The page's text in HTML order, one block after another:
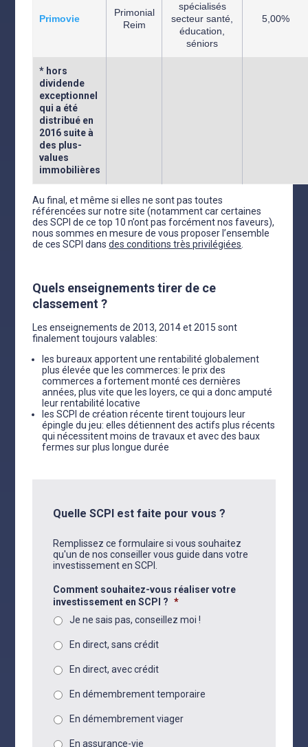
Primovie
Primonial
Reim
spécialisés
secteur santé,
éducation,
séniors
5,00%
* hors
dividende
exceptionnel
qui a été
distribué en
2016 suite à
des plus-
values
immobilières
Au final, et même si elles ne sont pas toutes
référencées sur notre site (notamment car certaines
des SCPI de ce top 10 n’ont pas forcément nos faveurs),
nous sommes en mesure de vous proposer l’ensemble
de ces SCPI dansdes conditions très privilégiées
Quels enseignements tirer de ce
classement ?
Les enseignements de 2013, 2014 et 2015 sont
finalement toujours valables:
les bureaux apportent une rentabilité globalement
plus élevée que les commerces: le prix des
commerces a fortement monté ces dernières
années, plus vite que les loyers, ce qui a donc amputé
leur rentabilité locative
les SCPI de création récente tirent toujours leur
épingle du jeu: elles détiennent des actifs plus récents
qui nécessitent moins de travaux et avec des baux
fermes sur plus longue durée
Quelle SCPI est faite pour vous ?
Remplissez ce formulaire si vous souhaitez
qu'un de nos conseiller vous guide dans votre
investissement en SCPI.
Comment souhaitez-vous réaliser votre
investissement en SCPI ? *
Je ne sais pas, conseillez moi !
En direct, sans crédit
En direct, avec crédit
En démembrement temporaire
En démembrement viager
En assurance-vie